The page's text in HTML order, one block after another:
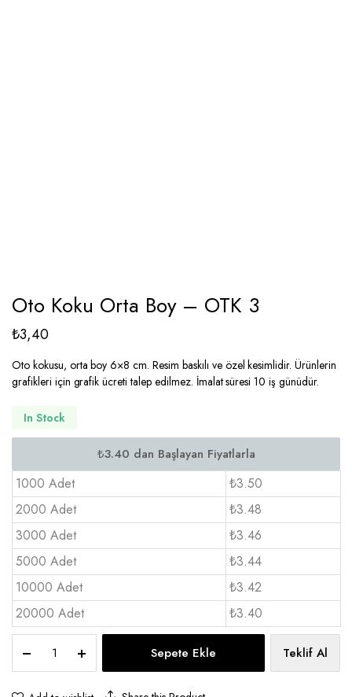
Oto Koku Orta Boy – OTK 3
₺3,40
Oto kokusu, orta boy 6×8 cm. Resim baskılı ve özel kesimlidir. Ürünlerin
grafikleri için grafik ücreti talep edilmez. İmalat süresi 10 iş günüdür.
In Stock
1000 Adet
₺3.50
2000 Adet
₺3.48
3000 Adet
₺3.46
5000 Adet
₺3.44
10000 Adet
₺3.42
20000 Adet
₺3.40
Koku
Orta
Boy
Sepete Ekle Teklif Al